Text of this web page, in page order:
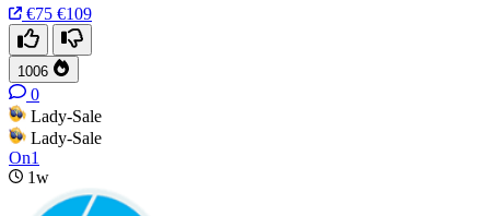
€75 €109
1006
0
Lady-Sale
Lady-Sale
On1
1w